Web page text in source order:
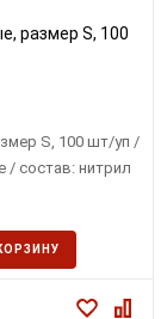
размер S, 100
S, 100 шт/уп /
/ состав: нитрил